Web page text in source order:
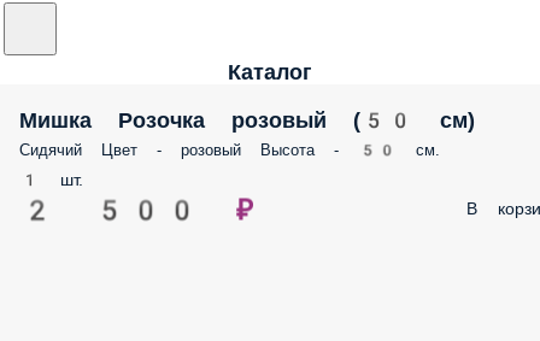
Каталог
Мишка Розочка розовый (50 см)
Сидячий Цвет - розовый Высота - 50 см.
1 шт.
2 500 ₽ В